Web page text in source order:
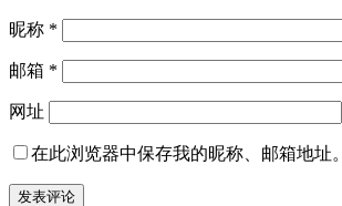
昵称 *
邮箱 *
网址
在此浏览器中保存我的昵称、邮箱地址。